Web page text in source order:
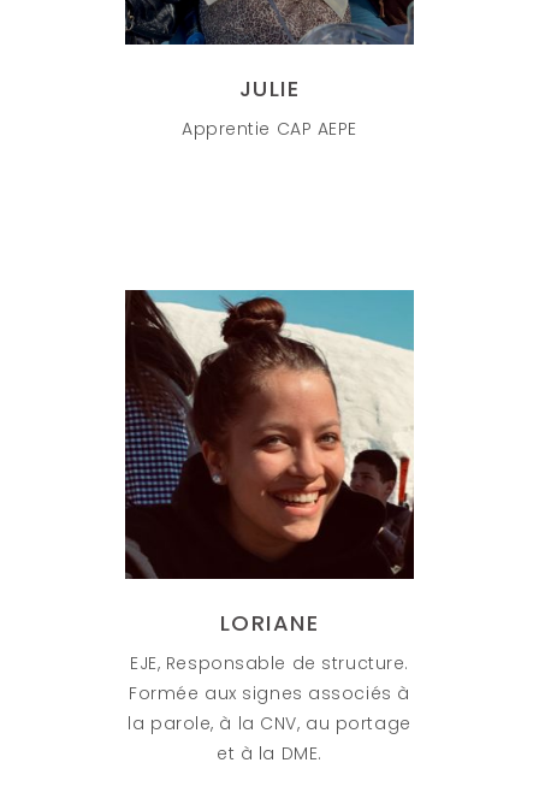
JULIE
Apprentie CAP AEPE
LORIANE
EJE, Responsable de structure.
Formée aux signes associés à
la parole, à la CNV, au portage
et à la DME.